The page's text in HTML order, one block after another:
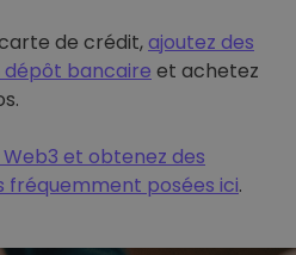
de crédit,ajoutez des
bancaire et achetez
et obtenez des
fréquemment posées ici.